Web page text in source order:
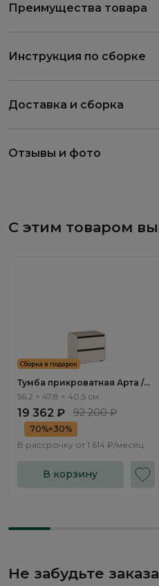
Преимущества товара
Инструкция по сборке
Доставка и сборка
Отзывы и фото
С этим товаром
Сборка в подарок
Тумба прикроватная Арта /
Arta AR1012.1
56,2 × 47,8 × 40,5 см
19 362 ₽ 92 200 ₽
70%+30%
В рассрочку от 1 614 ₽/месяц
В корзину
Не забудьте